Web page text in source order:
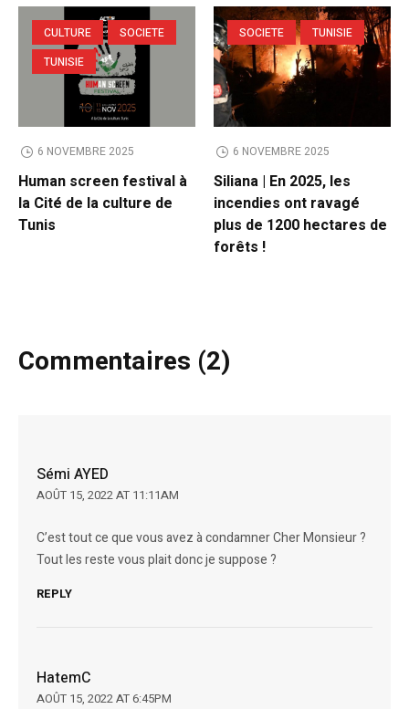
CULTURE
SOCIETE
TUNISIE
6 NOVEMBRE 2025
Human screen festival à
la Cité de la culture de
Tunis
SOCIETE TUNISIE
6 NOVEMBRE 2025
Siliana | En 2025, les
incendies ont ravagé
plus de 1200 hectares de
forêts !
Commentaires (2)
Sémi AYED
AOÛT 15, 2022 AT 11:11AM
C’est tout ce que vous avez à condamner Cher Monsieur ?
Tout les reste vous plait donc je suppose ?
REPLY
HatemC
AOÛT 15, 2022 AT 6:45PM